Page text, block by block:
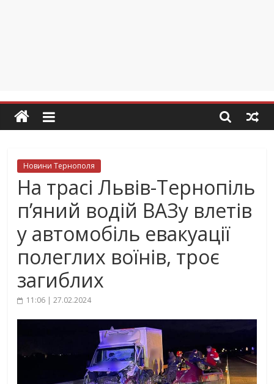
Новини Тернополя
На трасі Львів-Тернопіль
п’яний водій ВАЗу влетів
у автомобіль евакуації
полеглих воїнів, троє
загиблих
11:06 | 27.02.2024